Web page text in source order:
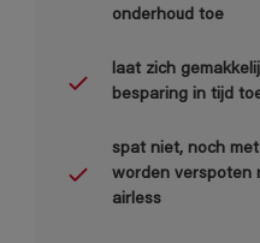
onderhoud toe
laat zich
besparing in tijd
spat niet, noch
worden verspoten
airless